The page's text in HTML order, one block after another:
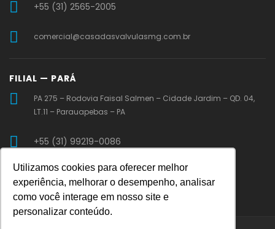
Utilizamos cookies para oferecer melhor
experiência, melhorar o desempenho, analisar
como você interage em nosso site e
personalizar conteúdo.
+55 (31) 2565-2005
comercial@casadasvalvulasmg.com.br
FILIAL — PARÁ
PA 275 – Rodovia Faisal Salmen – Cidade Jardim – QD. 04,
LT.11 – Parauapebas – PA
+55 (31) 99219-0086
vendaspa@casadasvalvulasmg.com.br